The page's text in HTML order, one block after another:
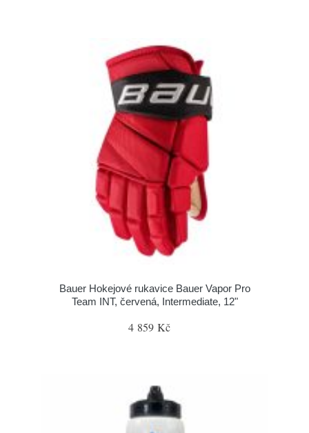
Bauer Hokejové rukavice Bauer Vapor Pro
Team INT, červená, Intermediate, 12"
4 859 Kč